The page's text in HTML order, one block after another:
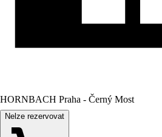
HORNBACH Praha - Černý Most
Nelze rezervovat